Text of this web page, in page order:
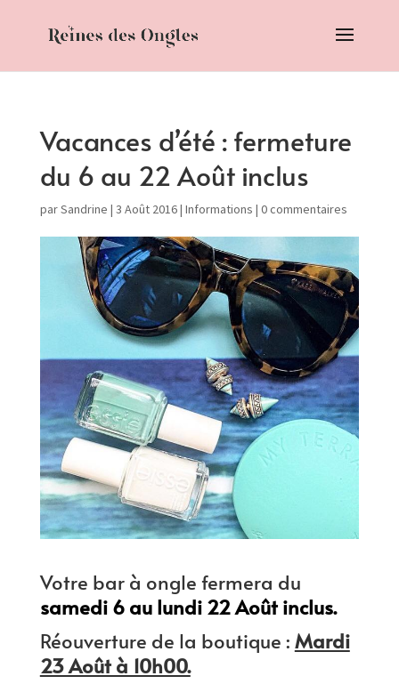
Vacances d’été : fermeture
du 6 au 22 Août inclus
parSandrine | 3 Août 2016| Informations | 0 commentaires
Votre bar à ongle fermera du
samedi 6 au lundi 22 Août inclus.
Réouverture de la boutique : Mardi
23 Août à 10h00.